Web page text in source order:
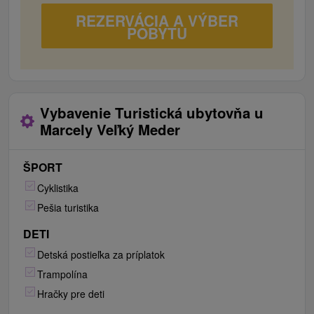
REZERVÁCIA A VÝBER
POBYTU
Vybavenie Turistická ubytovňa u
Marcely Veľký Meder
ŠPORT
Cyklistika
Pešia turistika
DETI
Detská postieľka za príplatok
Trampolína
Hračky pre deti